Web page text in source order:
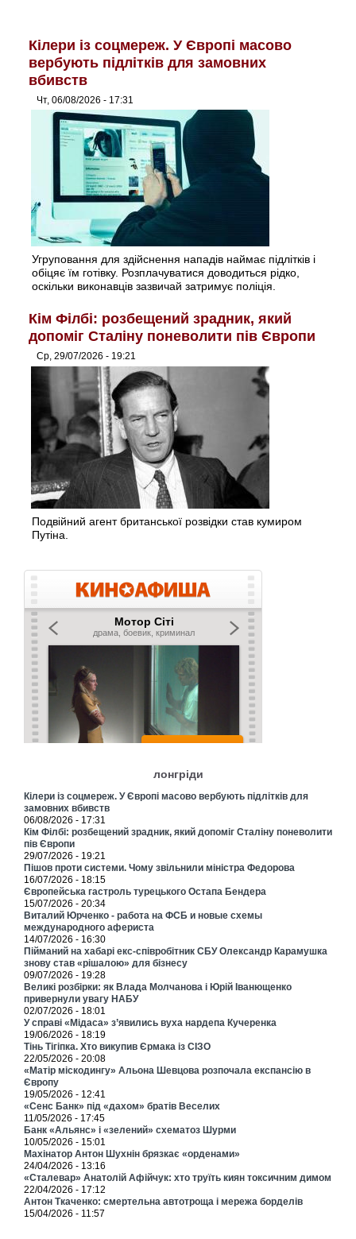
Кілери із соцмереж. У Європі масово
вербують підлітків для замовних
вбивств
Чт, 06/08/2026 - 17:31
Угруповання для здійснення нападів наймає підлітків і
обіцяє їм готівку. Розплачуватися доводиться рідко,
оскільки виконавців зазвичай затримує поліція.
Кім Філбі: розбещений зрадник, який
допоміг Сталіну поневолити пів Європи
Ср, 29/07/2026 - 19:21
Подвійний агент британської розвідки став кумиром
Путіна.
лонгріди
Кілери із соцмереж. У Європі масово вербують підлітків для
замовних вбивств
06/08/2026 - 17:31
Кім Філбі: розбещений зрадник, який допоміг Сталіну поневолити
пів Європи
29/07/2026 - 19:21
Пішов проти системи. Чому звільнили міністра Федорова
16/07/2026 - 18:15
Європейська гастроль турецького Остапа Бендера
15/07/2026 - 20:34
Виталий Юрченко - работа на ФСБ и новые схемы
международного афериста
14/07/2026 - 16:30
Пійманий на хабарі екс-співробітник СБУ Олександр Карамушка
знову став «рішалою» для бізнесу
09/07/2026 - 19:28
Великі розбірки: як Влада Молчанова і Юрій Іванющенко
привернули увагу НАБУ
02/07/2026 - 18:01
У справі «Мідаса» з’явились вуха нардепа Кучеренка
19/06/2026 - 18:19
Тінь Тігіпка. Хто викупив Єрмака із СІЗО
22/05/2026 - 20:08
«Матір міскодингу» Альона Шевцова розпочала експансію в
Європу
19/05/2026 - 12:41
«Сенс Банк» під «дахом» братів Веселих
11/05/2026 - 17:45
Банк «Альянс» і «зелений» схематоз Шурми
10/05/2026 - 15:01
Махінатор Антон Шухнін брязкає «орденами»
24/04/2026 - 13:16
«Сталевар» Анатолій Афійчук: хто труїть киян токсичним димом
22/04/2026 - 17:12
Антон Ткаченко: смертельна автотроща і мережа борделів
15/04/2026 - 11:57